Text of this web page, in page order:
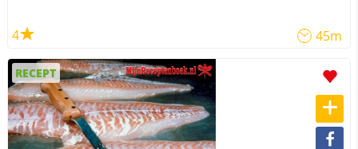
4 45m
RECEPT